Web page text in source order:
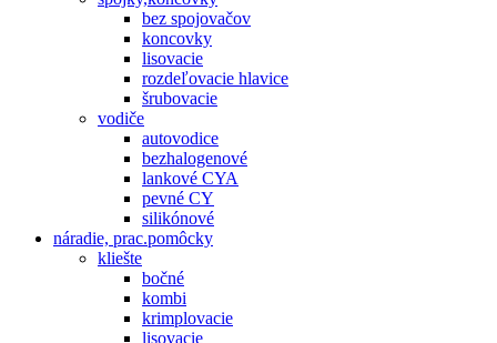
bez spojovačov
koncovky
lisovacie
rozdeľovacie hlavice
šrubovacie
vodiče
autovodice
bezhalogenové
lankové CYA
pevné CY
silikónové
náradie, prac.pomôcky
kliešte
bočné
kombi
krimplovacie
lisovacie